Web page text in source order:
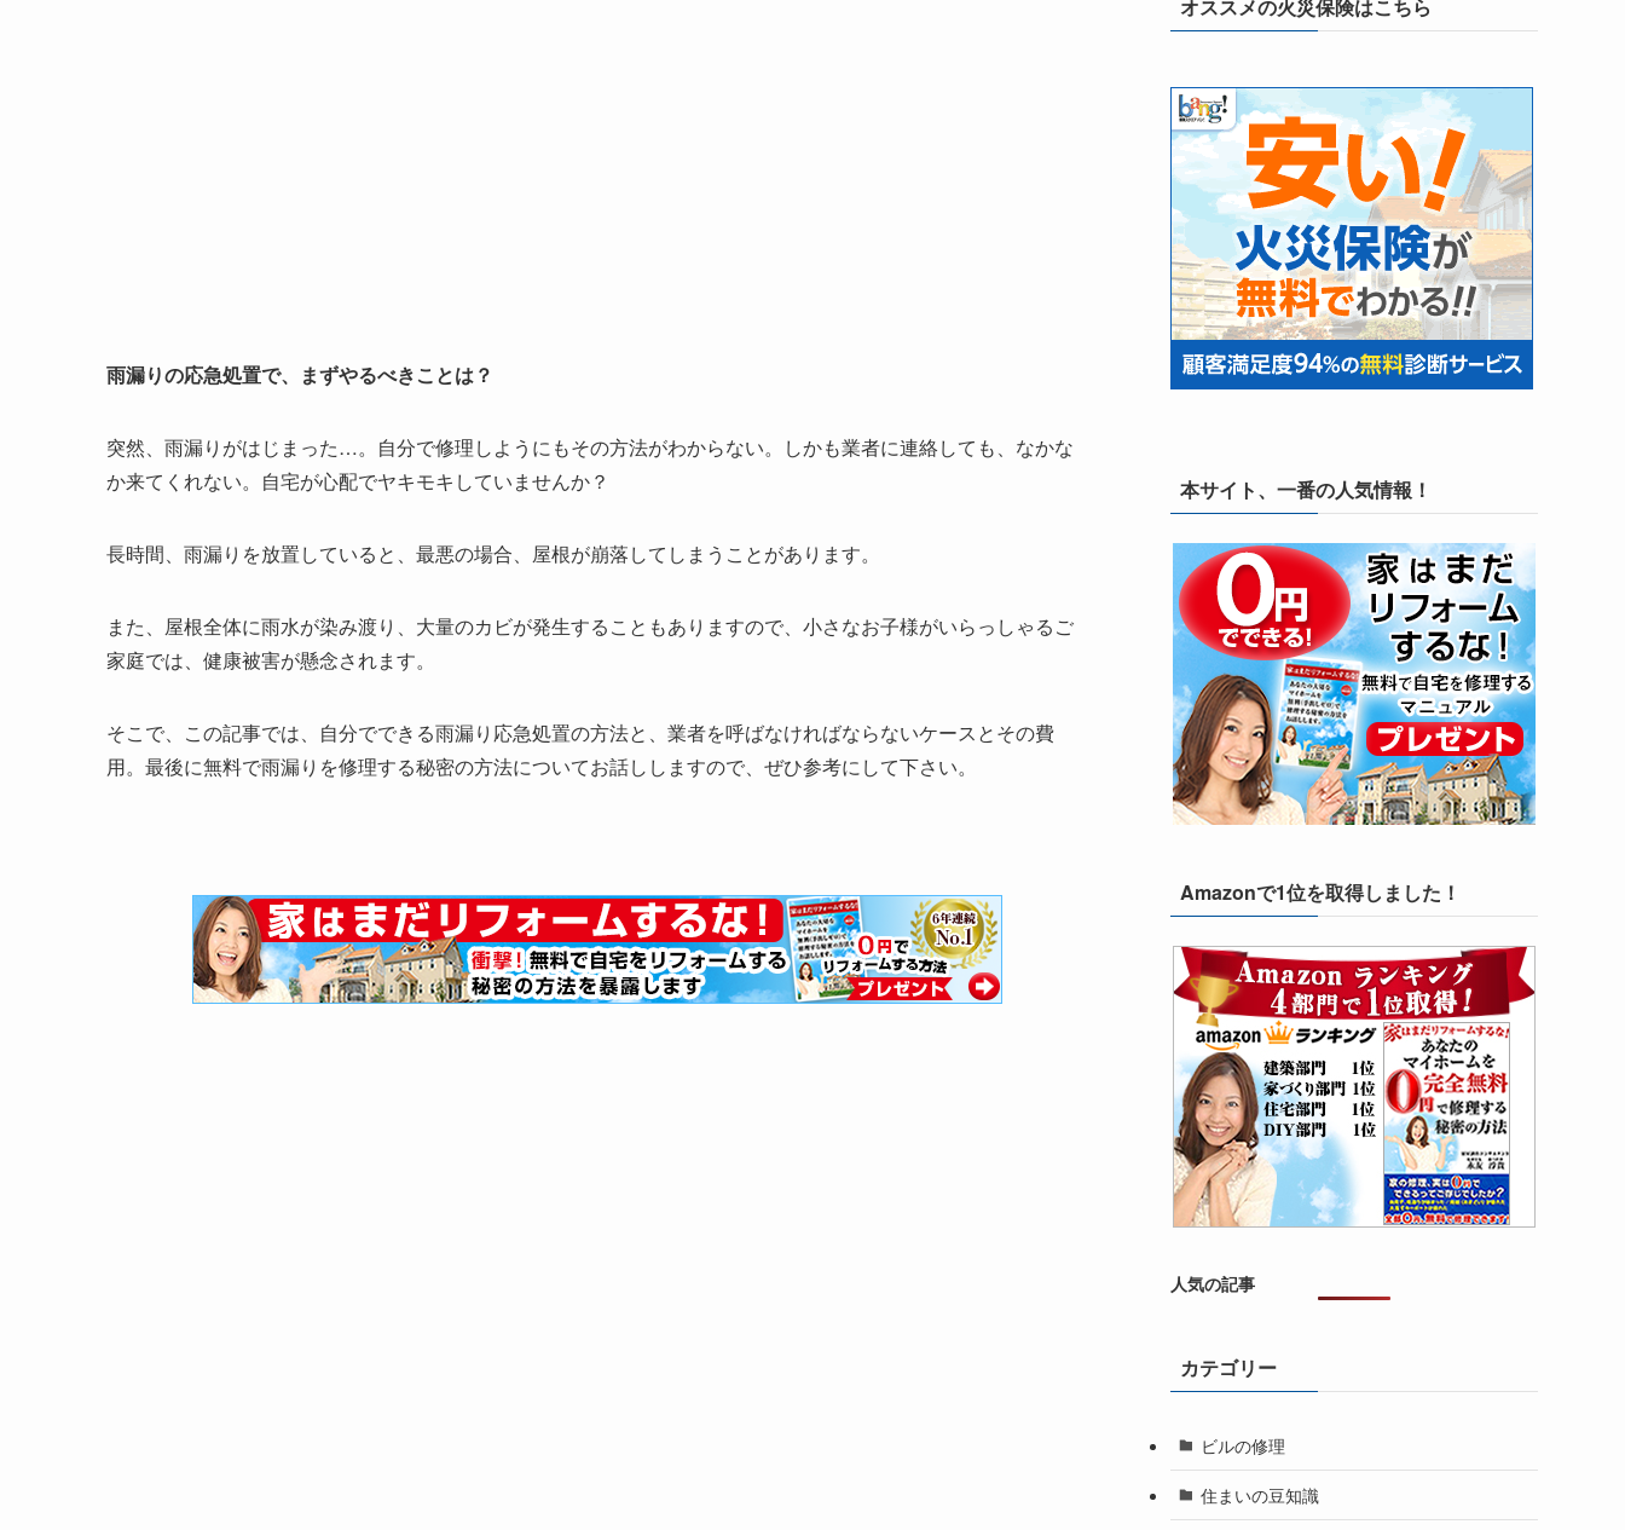
雨漏りの応急処置で、まずやるべきことは？
突然、雨漏りがはじまった…。自分で修理しようにもその方法がわからない。しかも業者に連絡しても、なかな
か来てくれない。自宅が心配でヤキモキしていませんか？
長時間、雨漏りを放置していると、最悪の場合、屋根が崩落してしまうことがあります。
また、屋根全体に雨水が染み渡り、大量のカビが発生することもありますので、小さなお子様がいらっしゃるご
家庭では、健康被害が懸念されます。
そこで、この記事では、自分でできる雨漏り応急処置の方法と、業者を呼ばなければならないケースとその費
用。最後に無料で雨漏りを修理する秘密の方法についてお話ししますので、ぜひ参考にして下さい。
オススメの火災保険はこちら
本サイト、一番の人気情報！
Amazonで1位を取得しました！
人気の記事
カテゴリー
ビルの修理
住まいの豆知識